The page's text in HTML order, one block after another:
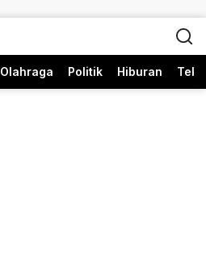
Olahraga Politik Hiburan